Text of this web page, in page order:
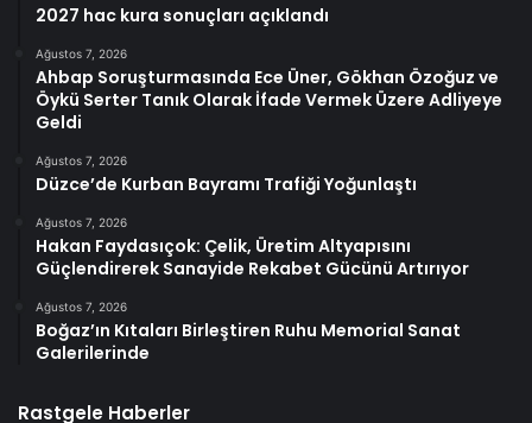
2027 hac kura sonuçları açıklandı
Ağustos 7, 2026
Ahbap Soruşturmasında Ece Üner, Gökhan Özoğuz ve
Öykü Serter Tanık Olarak İfade Vermek Üzere Adliyeye
Geldi
Ağustos 7, 2026
Düzce’de Kurban Bayramı Trafiği Yoğunlaştı
Ağustos 7, 2026
Hakan Faydasıçok: Çelik, Üretim Altyapısını
Güçlendirerek Sanayide Rekabet Gücünü Artırıyor
Ağustos 7, 2026
Boğaz’ın Kıtaları Birleştiren Ruhu Memorial Sanat
Galerilerinde
Rastgele Haberler